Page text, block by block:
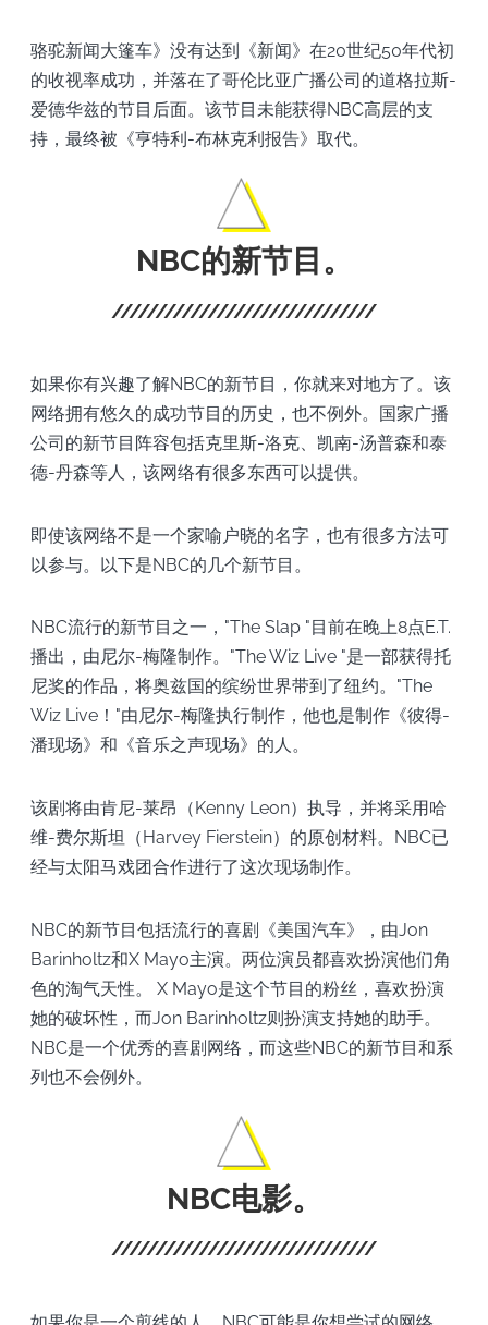
骆驼新闻大篷车》没有达到《新闻》在20世纪50年代初
的收视率成功，并落在了哥伦比亚广播公司的道格拉斯-
爱德华兹的节目后面。该节目未能获得NBC高层的支
持，最终被《亨特利-布林克利报告》取代。
NBC的新节目。
如果你有兴趣了解NBC的新节目，你就来对地方了。该
网络拥有悠久的成功节目的历史，也不例外。国家广播
公司的新节目阵容包括克里斯-洛克、凯南-汤普森和泰
德-丹森等人，该网络有很多东西可以提供。
即使该网络不是一个家喻户晓的名字，也有很多方法可
以参与。以下是NBC的几个新节目。
NBC流行的新节目之一，"The Slap "目前在晚上8点E.T.
播出，由尼尔-梅隆制作。"The Wiz Live "是一部获得托
尼奖的作品，将奥兹国的缤纷世界带到了纽约。"The
Wiz Live！"由尼尔-梅隆执行制作，他也是制作《彼得-
潘现场》和《音乐之声现场》的人。
该剧将由肯尼-莱昂（Kenny Leon）执导，并将采用哈
维-费尔斯坦（Harvey Fierstein）的原创材料。NBC已
经与太阳马戏团合作进行了这次现场制作。
NBC的新节目包括流行的喜剧《美国汽车》，由Jon
Barinholtz和X Mayo主演。两位演员都喜欢扮演他们角
色的淘气天性。 X Mayo是这个节目的粉丝，喜欢扮演
她的破坏性，而Jon Barinholtz则扮演支持她的助手。
NBC是一个优秀的喜剧网络，而这些NBC的新节目和系
列也不会例外。
NBC电影。